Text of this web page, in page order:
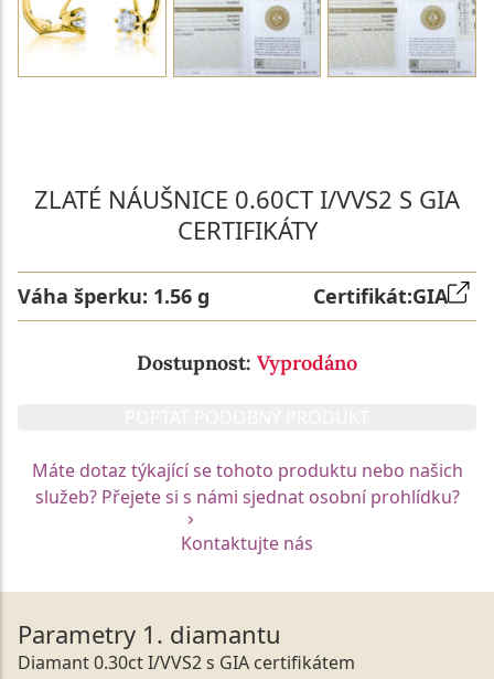
ZLATÉ NÁUŠNICE 0.60CT I/VVS2 S GIA
CERTIFIKÁTY
Váha šperku: 1.56 g Certifikát:GIA
Dostupnost: Vyprodáno
Máte dotaz týkající se tohoto produktu nebo našich
služeb? Přejete si s námi sjednat osobní prohlídku?
Kontaktujte nás
Parametry 1. diamantu
Diamant 0.30ct I/VVS2 s GIA certifikátem